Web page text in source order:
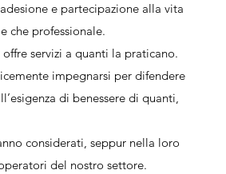
e partecipazione alla vita
che professionale.
servizi a quanti la praticano.
impegnarsi per difendere
di benessere di quanti,
considerati, seppur nella loro
del nostro settore.